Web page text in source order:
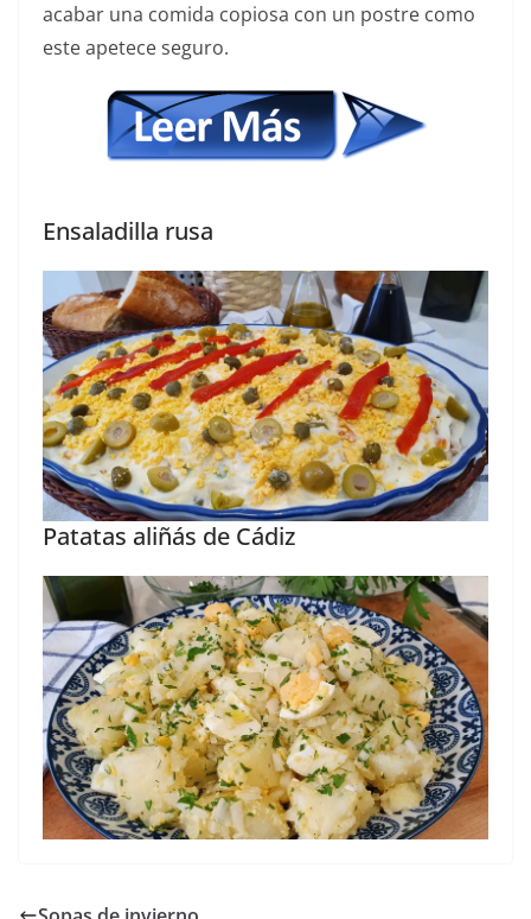
acabar una comida copiosa con un postre como
este apetece seguro.
Ensaladilla rusa
Patatas aliñás de Cádiz